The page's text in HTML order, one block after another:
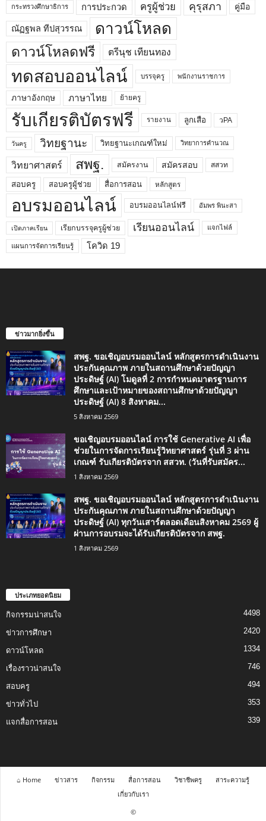
กระทรวงศึกษาธิการ การประกวด ครูผู้ช่วย คุรุสภา คู่มือ
ณัฏฐพล ทีปสุวรรณ ดาวน์โหลด
ดาวน์โหลดฟรี ตรีนุช เทียนทอง
ทดสอบออนไลน์ บรรจุครู พนักงานราชการ
ภาษาอังกฤษ ภาษาไทย ย้ายครู
รับเกียรติบัตรฟรี รายงาน ลูกเสือ วPA
วันครู วิทยฐานะ วิทยฐานะเกณฑ์ใหม่ วิทยาการคำนวณ
วิทยาศาสตร์ สพฐ. สมัครงาน สมัครสอบ สสวท
สอบครู สอบครูผู้ช่วย สื่อการสอน หลักสูตร
อบรมออนไลน์ อบรมออนไลน์ฟรี อัมพร พินะสา
เปิดภาคเรียน เรียกบรรจุครูผู้ช่วย เรียนออนไลน์ แจกไฟล์
แผนการจัดการเรียนรู้ โควิด 19
ข่าวมากยิ่งขึ้น
สพฐ. ขอเชิญอบรมออนไลน์ หลักสูตรการดำเนินงาน
ประกันคุณภาพ ภายในสถานศึกษาด้วยปัญญา
ประดิษฐ์ (AI) โมดูลที่ 2 การกำหนดมาตรฐานการ
ศึกษาและเป้าหมายของสถานศึกษาด้วยปัญญา
ประดิษฐ์ (AI) 8 สิงหาคม...
5 สิงหาคม 2569
ขอเชิญอบรมออนไลน์ การใช้ Generative AI เพื่อ
ช่วยในการจัดการเรียนรู้วิทยาศาสตร์ รุ่นที่ 3 ผ่าน
เกณฑ์ รับเกียรติบัตรจาก สสวท. (วันที่รับสมัคร...
1 สิงหาคม 2569
สพฐ. ขอเชิญอบรมออนไลน์ หลักสูตรการดำเนินงาน
ประกันคุณภาพ ภายในสถานศึกษาด้วยปัญญา
ประดิษฐ์ (AI) ทุกวันเสาร์ตลอดเดือนสิงหาคม 2569 ผู้
ผ่านการอบรมจะได้รับเกียรติบัตรจาก สพฐ.
1 สิงหาคม 2569
ประเภทยอดนิยม
กิจกรรมน่าสนใจ 4498
ข่าวการศึกษา 2420
ดาวน์โหลด 1334
เรื่องราวน่าสนใจ 746
สอบครู 494
ข่าวทั่วไป 353
แจกสื่อการสอน 339
⌂ Home ข่าวสาร กิจกรรม สื่อการสอน วิชาชีพครู
สาระความรู้
เกี่ยวกับเรา
©